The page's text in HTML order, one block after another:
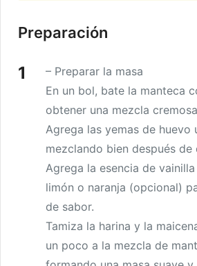
Preparación
– Preparar la masa
En un bol, bate la manteca
obtener una mezcla
Agrega las yemas de huevo
mezclando bien después de
Agrega la esencia de
limón o naranja (opcional)
de sabor.
Tamiza la harina y la
un poco a la mezcla de